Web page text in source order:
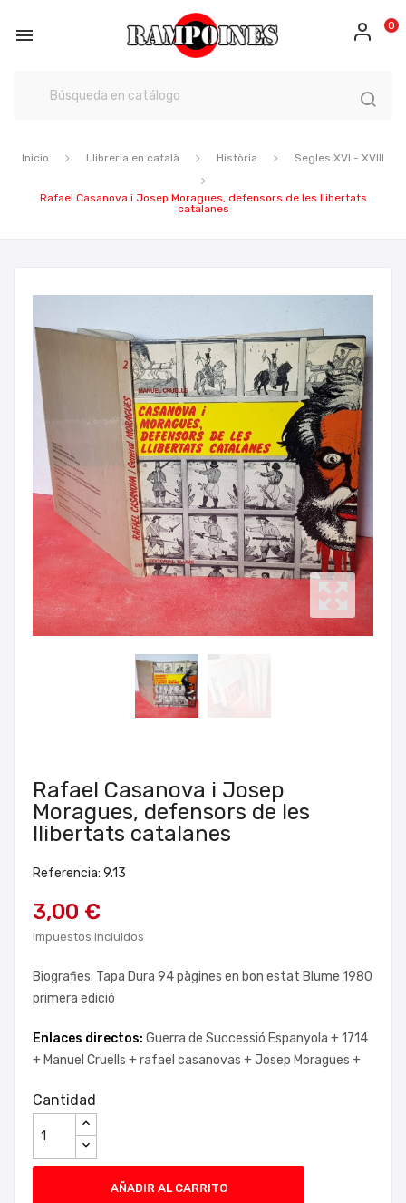
 0
Inicio Llibreria en català Història Segles XVI - XVIII
Rafael Casanova i Josep Moragues, defensors de les llibertats
catalanes
Rafael Casanova i Josep
Moragues, defensors de les
llibertats catalanes
Referencia: 9.13
3,00 €
Impuestos incluidos
Biografies. Tapa Dura 94 pàgines en bon estat Blume 1980
primera edició
Enlaces directos: Guerra de Successió Espanyola +1714
+ Manuel Cruells +rafael casanovas +Josep Moragues +
Cantidad
AÑADIR AL CARRITO